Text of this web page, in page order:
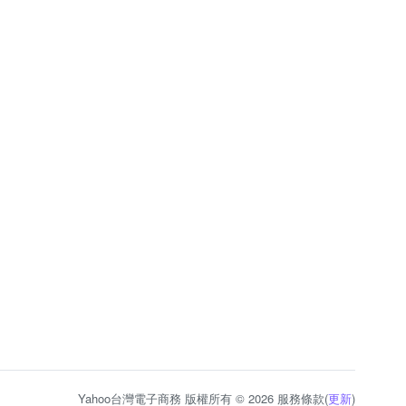
Yahoo台灣電子商務 版權所有 © 2026 服務條款(更新)